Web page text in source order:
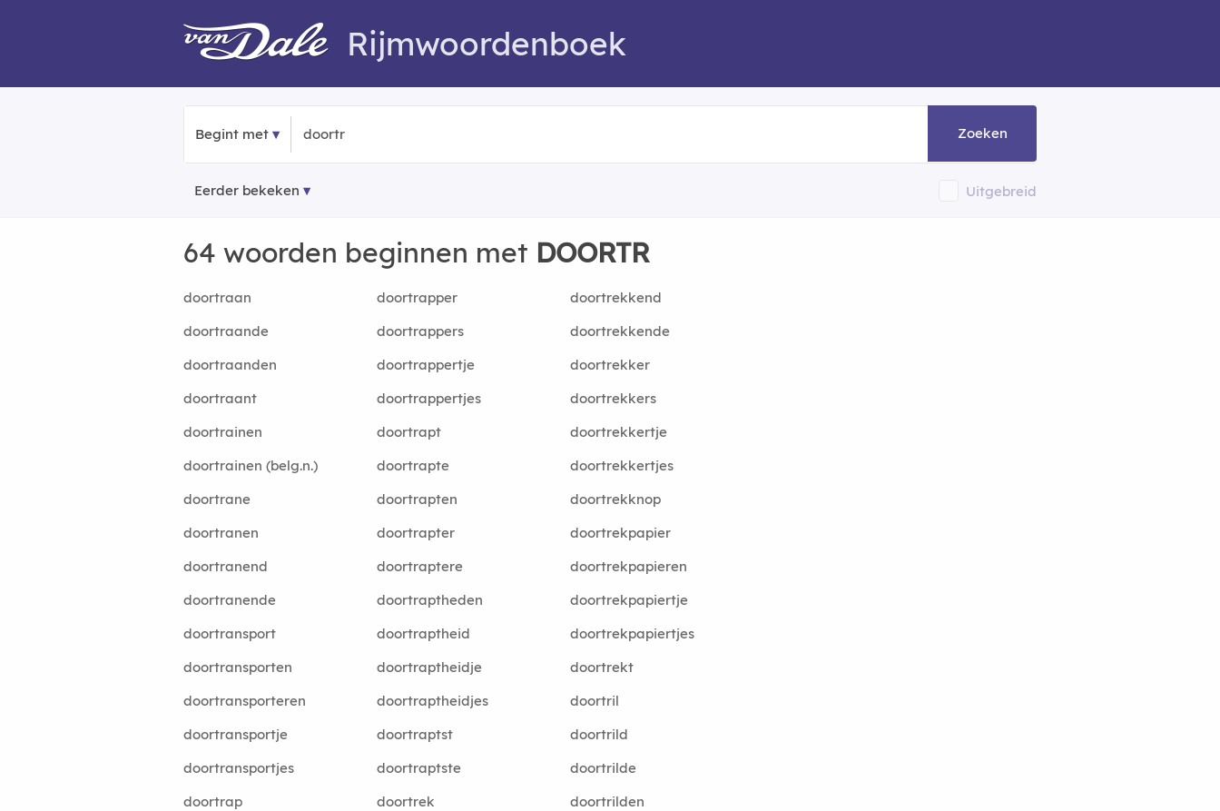
Rijmwoordenboek
Begint met Zoeken
Eerder bekeken Uitgebreid
64 woorden beginnen met DOORTR
doortraan doortrapper
doortrekkend
doortraande
doortrappers
doortrekkende
doortraanden
doortrappertje
doortrekker
doortraant
doortrappertjes
doortrekkers
doortrainen
doortrapt
doortrekkertje
doortrainen (belg.n.)
doortrapte
doortrekkertjes
doortrane
doortrapten
doortrekknop
doortranen
doortrapter
doortrekpapier
doortranend
doortraptere
doortrekpapieren
doortranende
doortraptheden
doortrekpapiertje
doortransport
doortraptheid
doortrekpapiertjes
doortransporten
doortraptheidje
doortrekt
doortransporteren
doortraptheidjes
doortril
doortransportje
doortraptst
doortrild
doortransportjes
doortraptste
doortrilde
doortrap
doortrek
doortrilden